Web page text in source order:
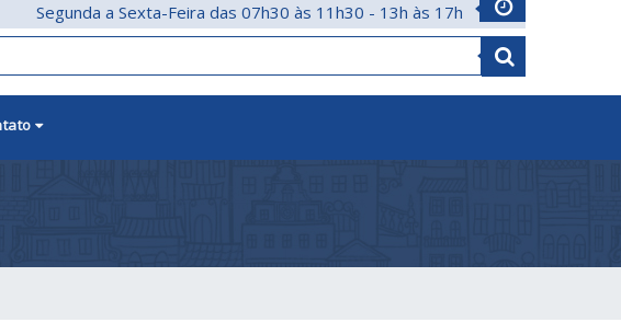
Segunda a Sexta-Feira das 07h30 às 11h30 - 13h às 17h